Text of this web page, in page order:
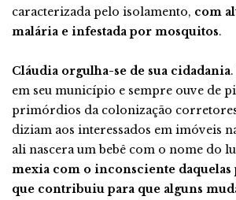
caracterizada pelo isolamento, com
malária e infestada por mosquitos.
Cláudia orgulha-se de sua cidadania
em seu município e sempre ouve de
primórdios da colonização
diziam aos interessados em imóveis
ali nascera um bebê com o nome do
mexia com o inconsciente daquelas
que contribuiu para que alguns